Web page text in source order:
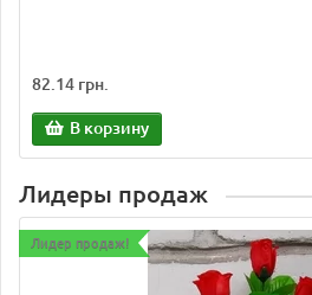
82.14 грн.
В корзину
Лидеры продаж
Лидер продаж!